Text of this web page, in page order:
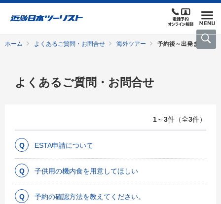
ホーム よくあるご質問・お問合せ 海外ツアー 予約後～出発まで
よくあるご質問・お問合せ
1～3件（全3件）
ESTA申請について
子供用の機内食を用意してほしい
予約の確認方法を教えてください。